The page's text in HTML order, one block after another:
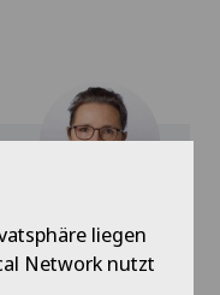
liegen
Network nutzt